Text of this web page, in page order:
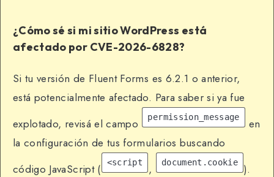
¿Cómo sé si mi sitio WordPress está
afectado por CVE-2026-6828?
Si tu versión de Fluent Forms es 6.2.1 o anterior,
está potencialmente afectado. Para saber si ya fue
explotado, revisá el campo
permission_message
en
la configuración de tus formularios buscando
código JavaScript (
<script , document.cookie
).